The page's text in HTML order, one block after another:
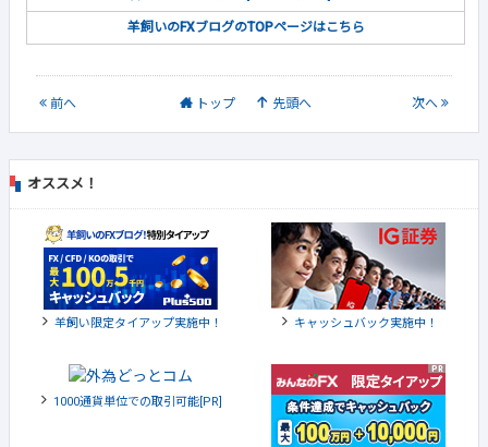
羊飼いのFXブログのTOPページはこちら
前へ トップ 先頭へ 次へ
オススメ！
羊飼い限定タイアップ実施中！ キャッシュバック実施中！
1000通貨単位での取引可能[PR]